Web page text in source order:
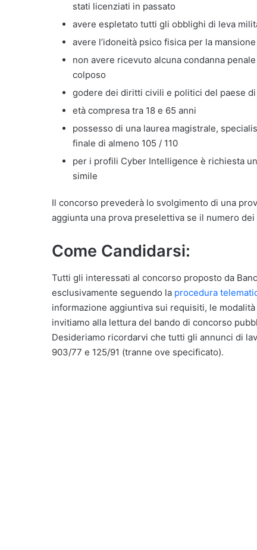
stati licenziati in passato
avere espletato tutti gli obblighi di leva
avere l’idoneità psico fisica per la
non avere ricevuto alcuna condanna
colposo
godere dei diritti civili e politici del paese
età compresa tra 18 e 65 anni
possesso di una laurea magistrale,
finale di almeno 105 / 110
per i profili Cyber Intelligence è richiesta
simile
Il concorso prevederà lo svolgimento di una
aggiunta una prova preselettiva se il numero
Come Candidarsi:
Tutti gli interessati al concorso proposto da
esclusivamente seguendo la procedura
informazione aggiuntiva sui requisiti, le
invitiamo alla lettura del bando di concorso
Desideriamo ricordarvi che tutti gli annunci di
903/77 e 125/91 (tranne ove specificato).